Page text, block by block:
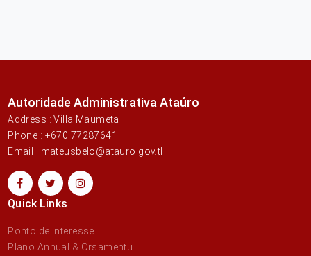
Autoridade Administrativa Ataúro
Address : Villa Maumeta
Phone : +670 77287641
Email : mateusbelo@atauro.gov.tl
Quick Links
Ponto de interesse
Plano Annual & Orsamentu